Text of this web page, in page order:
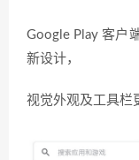
Google Play 客户
新设计，
视觉外观及工具栏